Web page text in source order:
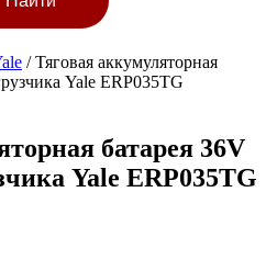
/Тяговая аккумуляторная
Yale ERP035TG
батарея 36V
Yale ERP035TG